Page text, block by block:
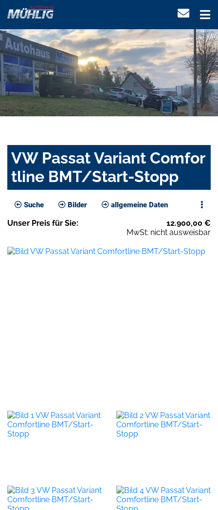
VW Passat Variant Comfor
tline BMT/Start-Stopp
Suche Bilder allgemeine Daten
Unser Preis für Sie: 12.900,00 €
MwSt: nicht ausweisbar